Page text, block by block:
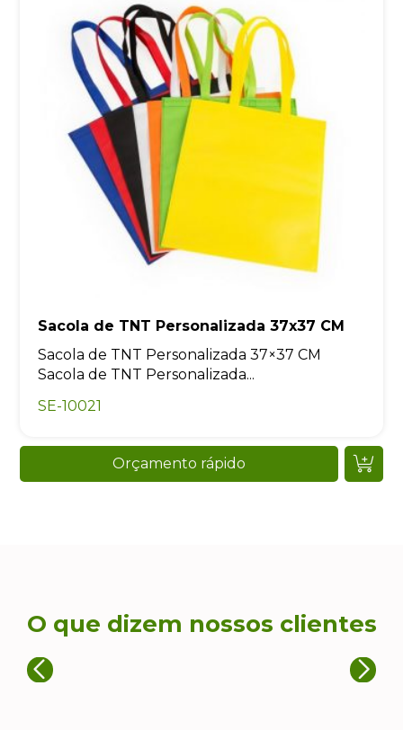
Sacola de TNT Personalizada 37x37 CM
Sacola de TNT Personalizada 37×37 CM
Sacola de TNT Personalizada...
SE-10021
Orçamento rápido
O que dizem nossos clientes